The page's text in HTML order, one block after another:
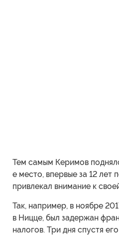
Тем самым Керимов
е место, впервые за 12 лет
привлекал внимание к
Так, например, в ноябре
в Ницце, был задержан
налогов. Три дня спустя